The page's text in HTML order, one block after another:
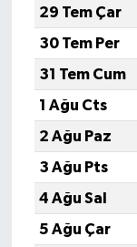
29 Tem Çar
30 Tem Per
31 Tem Cum
1 Ağu Cts
2 Ağu Paz
3 Ağu Pts
4 Ağu Sal
5 Ağu Çar